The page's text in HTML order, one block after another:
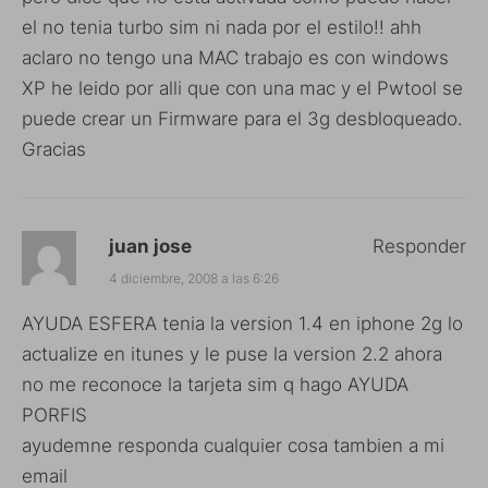
el no tenia turbo sim ni nada por el estilo!! ahh
aclaro no tengo una MAC trabajo es con windows
XP he leido por alli que con una mac y el Pwtool se
puede crear un Firmware para el 3g desbloqueado.
Gracias
juan jose
4 diciembre, 2008 a las 6:26
AYUDA ESFERA tenia la version 1.4 en iphone 2g lo
actualize en itunes y le puse la version 2.2 ahora
no me reconoce la tarjeta sim q hago AYUDA
PORFIS
ayudemne responda cualquier cosa tambien a mi
email
Responder